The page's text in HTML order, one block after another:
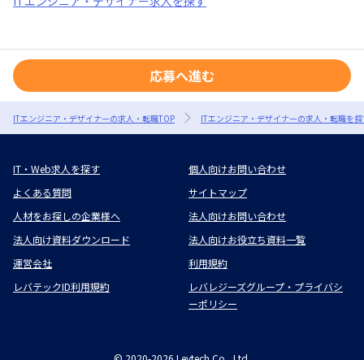
応募へ進む
ITエンジニア・デザイナーの求人・転職TOP ITエンジニア・デザイナーの求人・転職を
IT・Web求人を探す
個人向けお問い合わせ
よくある質問
サイトマップ
人材をお探しの企業様へ
法人向けお問い合わせ
法人向け資料ダウンロード
法人向けお役立ち資料一覧
運営会社
利用規約
レバテックID利用規約
レバレジーズグループ・プライバシ
ーポリシー